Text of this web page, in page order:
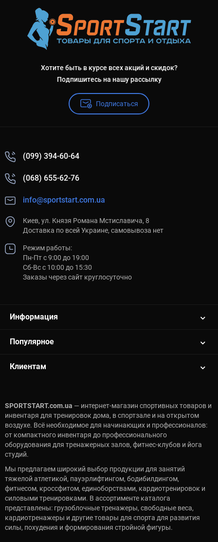
Хотите быть в курсе всех акций и скидок?
Подпишитесь на нашу рассылку
Подписаться
(099) 394-60-64
(068) 655-62-76
info@sportstart.com.ua
Киев, ул. Князя Романа Мстиславича, 8
Доставка по всей Украине, самовывоза нет
Режим работы:
Пн-Пт с 9:00 до 19:00
Сб-Вс с 10:00 до 15:30
Заказы через сайт круглосуточно
Информация
Популярное
Клиентам
SPORTSTART.com.ua — интернет-магазин спортивных товаров и
инвентаря для тренировок дома, в спортзале и на открытом
воздухе. Всё необходимое для начинающих и профессионалов:
от компактного инвентаря до профессионального
оборудования для тренажерных залов, фитнес-клубов и йога
студий.
Мы предлагаем широкий выбор продукции для занятий
тяжелой атлетикой, пауэрлифтингом, бодибилдингом,
фитнесом, кроссфитом, единоборствами, кардиотренировок и
силовыми тренировками. В ассортименте каталога
представлены: грузоблочные тренажеры, свободные веса,
кардиотренажеры и другие товары для спорта для развития
силы, похудения и формирования стройной фигуры.